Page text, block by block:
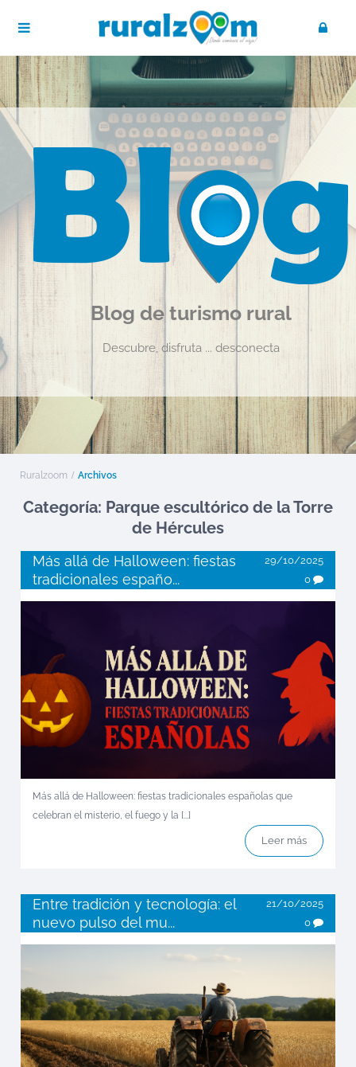
Blog de turismo rural
Descubre, disfruta ... desconecta
Ruralzoom Archivos
Categoría: Parque escultórico de la Torre
de Hércules
Más allá de Halloween: fiestas
tradicionales españo...
29/10/2025
0
Más allá de Halloween: fiestas tradicionales españolas que
celebran el misterio, el fuego y la [...]
Leer más
Entre tradición y tecnología: el
nuevo pulso del mu...
21/10/2025
0